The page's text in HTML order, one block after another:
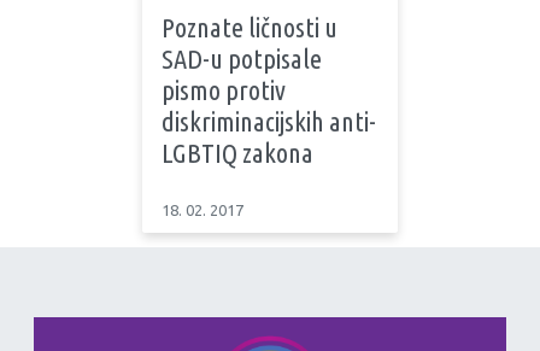
Poznate ličnosti u
SAD-u potpisale
pismo protiv
diskriminacijskih anti-
LGBTIQ zakona
18. 02. 2017